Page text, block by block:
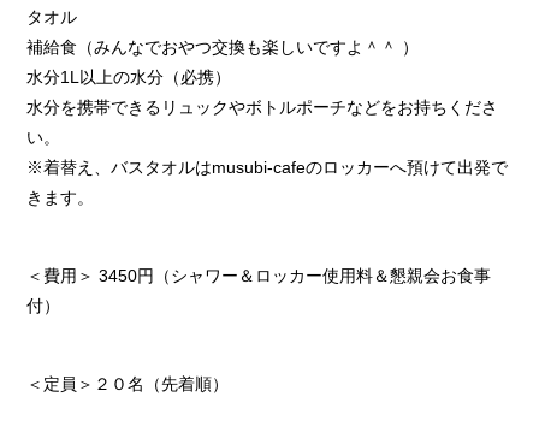
タオル
補給食（みんなでおやつ交換も楽しいですよ＾＾ ）
水分1L以上の水分（必携）
水分を携帯できるリュックやボトルポーチなどをお持ちくださ
い。
※着替え、バスタオルはmusubi-cafeのロッカーへ預けて出発で
きます。
＜費用＞ 3450円（シャワー＆ロッカー使用料＆懇親会お食事
付）
＜定員＞２０名（先着順）